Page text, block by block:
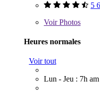
5
VoirPhotos
Heures normales
Voir tout
Lun - Jeu : 7h